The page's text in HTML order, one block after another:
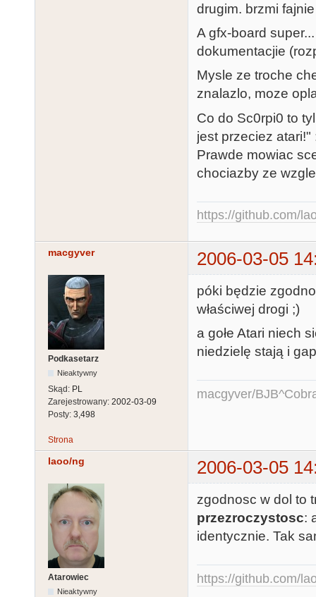
drugim. brzmi
A gfx-board
dokumentacjie
Mysle ze troche
znalazlo, moze
Co do Sc0rpi0 to
jest przeciez atari!"
Prawde mowiac
chociazby ze
https://github.com/
macgyver 2006-03-05
Podkasetarz
Nieaktywny
Skąd: PL
Zarejestrowany: 2002-03-09
Posty: 3,498
póki będzie
właściwej drogi ;)
a gołe Atari niech
niedzielę stają i
macgyver/
Strona
laoo/ng 2006-03-05
Atarowiec
Nieaktywny
zgodnosc w dol to
przezroczystosc:
identycznie. Tak
https://github.com/